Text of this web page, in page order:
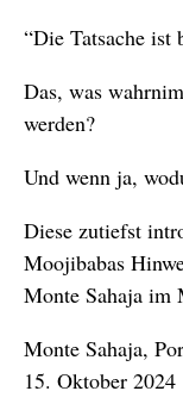
“Die Tatsache ist
Das, was
werden?
Und wenn ja,
Diese zutiefst
Moojibabas
Monte Sahaja im
Monte Sahaja,
15. Oktober 2024